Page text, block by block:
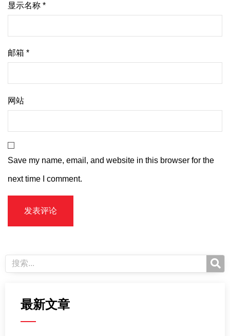
显示名称 *
邮箱 *
网站
Save my name, email, and website in this browser for the
next time I comment.
最新文章